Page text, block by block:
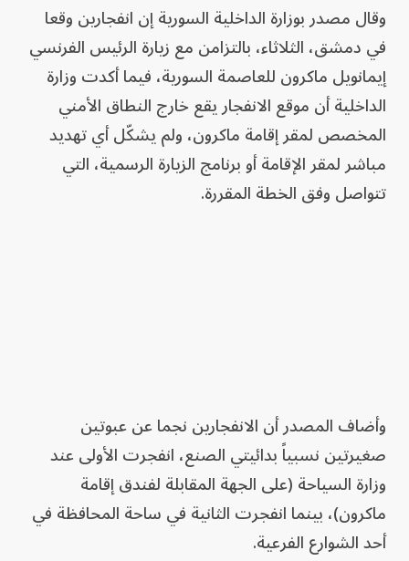
وقال مصدر بوزارة الداخلية السورية إن انفجارين وقعا
في دمشق، الثلاثاء، بالتزامن مع زيارة الرئيس الفرنسي
إيمانويل ماكرون للعاصمة السورية، فيما أكدت وزارة
الداخلية أن موقع الانفجار يقع خارج النطاق الأمني
المخصص لمقر إقامة ماكرون، ولم يشكّل أي تهديد
مباشر لمقر الإقامة أو برنامج الزيارة الرسمية، التي
تتواصل وفق الخطة المقررة.
وأضاف المصدر أن الانفجارين نجما عن عبوتين
صغيرتين نسبياً بدائيتي الصنع، انفجرت الأولى عند
وزارة السياحة (على الجهة المقابلة لفندق إقامة
ماكرون)، بينما انفجرت الثانية في ساحة المحافظة في
أحد الشوارع الفرعية.